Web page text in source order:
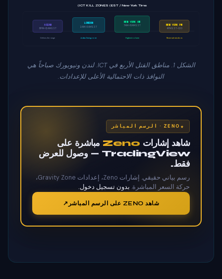
ASIAN
8PM–12AM EST
Defines the range
LONDON
2AM–5AM EST
Judas Swing zone
NEW YORK AM
7AM–10AM EST
Highest volume
NEW YORK PM
1:30–4PM EST
Reversal window
ICT KILL ZONES (EST / New York Time)
الشكل 1. مناطق القتل الأربع في ICT. لندن ونيويورك صباحاً هي
النوافذ ذات الاحتمالية الأعلى للإعدادات.
ZENO · الرسم المباشر
شاهد إشارات Zeno مباشرة على
TradingView — وصول للعرض
فقط.
رسم بياني حقيقي. إشارات Zeno، إعدادات Gravity Zone،
حركة السعر المباشرة. بدون تسجيل دخول.
شاهد ZENO على الرسم المباشر